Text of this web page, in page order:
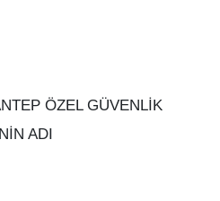
ÖZEL GÜVENLİK
ADI